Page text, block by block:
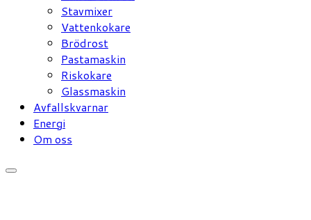
Stavmixer
Vattenkokare
Brödrost
Pastamaskin
Riskokare
Glassmaskin
Avfallskvarnar
Energi
Om oss